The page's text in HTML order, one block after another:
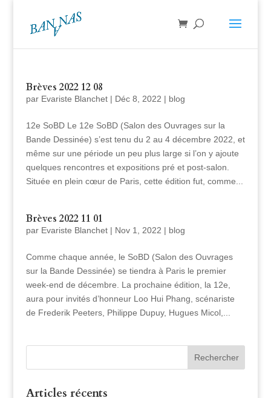
Brèves 2022 12 08
par Evariste Blanchet| Déc 8, 2022 | blog
12e SoBD Le 12e SoBD (Salon des Ouvrages sur la
Bande Dessinée) s’est tenu du 2 au 4 décembre 2022, et
même sur une période un peu plus large si l’on y ajoute
quelques rencontres et expositions pré et post-salon.
Située en plein cœur de Paris, cette édition fut, comme...
Brèves 2022 11 01
par Evariste Blanchet| Nov 1, 2022 | blog
Comme chaque année, le SoBD (Salon des Ouvrages
sur la Bande Dessinée) se tiendra à Paris le premier
week-end de décembre. La prochaine édition, la 12e,
aura pour invités d’honneur Loo Hui Phang, scénariste
de Frederik Peeters, Philippe Dupuy, Hugues Micol,...
Articles récents